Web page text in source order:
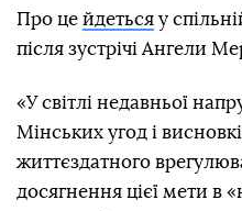
Про це йдеться у
після зустрічі Ангели
«У світлі недавньої
Мінських угод і
життєздатного
досягнення цієї мети в